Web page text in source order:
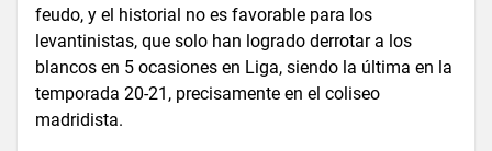
feudo, y el historial no es favorable para los
levantinistas, que solo han logrado derrotar a los
blancos en 5 ocasiones en Liga, siendo la última en la
temporada 20-21, precisamente en el coliseo
madridista.